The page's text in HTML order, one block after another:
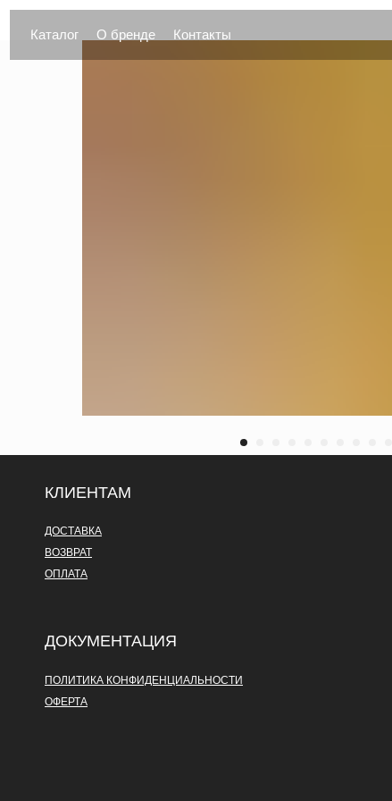
Контакты
О бренде
Каталог
КЛИЕНТАМ
ДОСТАВКА
ВОЗВРАТ
ПОЛИТИКА КОНФИДЕНЦИАЛЬНОСТИ
ОФЕРТА
ДОКУМЕНТАЦИЯ
ОПЛАТА